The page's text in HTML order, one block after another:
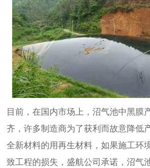
目前，在国内市场上，沼气池中黑膜
齐，许多制造商为了获利而故意降低
全新材料的用再生材料，如果施工环
致工程的损失，盛航公司承诺，沼气